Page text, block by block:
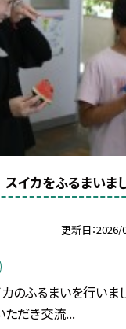
イカをふるまいま
更新日 2026/
のふるまいを行いま
ただき交流...